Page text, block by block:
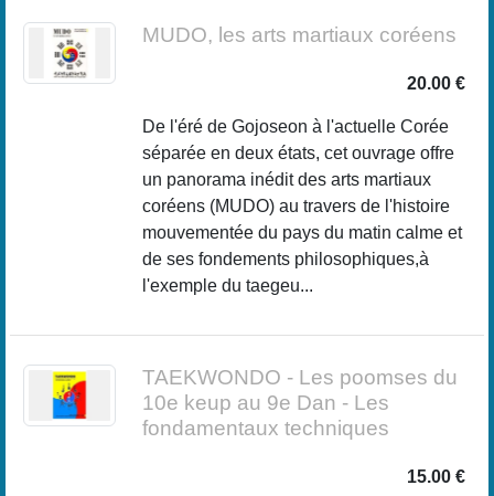
MUDO, les arts martiaux coréens
20.00 €
De l'éré de Gojoseon à l'actuelle Corée
séparée en deux états, cet ouvrage offre
un panorama inédit des arts martiaux
coréens (MUDO) au travers de l'histoire
mouvementée du pays du matin calme et
de ses fondements philosophiques,à
l'exemple du taegeu...
TAEKWONDO - Les poomses du
10e keup au 9e Dan - Les
fondamentaux techniques
15.00 €